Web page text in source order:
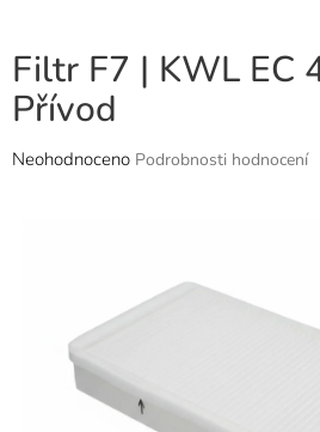
Filtr F7 | KWL EC
Přívod
Průměrné
Neohodnoceno Podrobnosti hodnocení